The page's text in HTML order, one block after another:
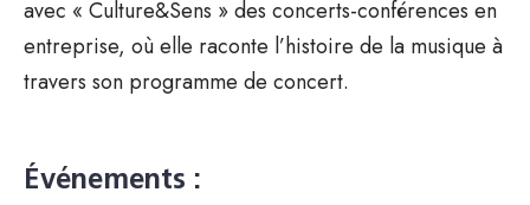
avec « Culture&Sens » des concerts-conférences en
entreprise, où elle raconte l’histoire de la musique à
travers son programme de concert.
Événements :